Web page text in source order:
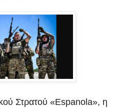
Στρατού «Espanola», η